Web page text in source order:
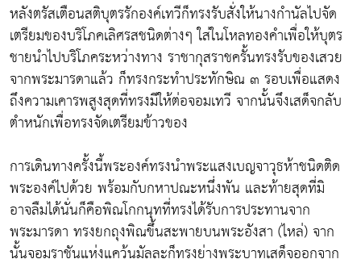
หลังตรัสเตือนสติบุตรรักองค์เทวีก็ทรงรับสั่งให้นางกำนัลไปจัด
เตรียมของบริโภคเลิศรสชนิดต่างๆ ใส่ในโหลทองคำเพื่อให้บุตร
ชายนำไปบริโภคระหว่างทาง ราชากุสราชครั้นทรงรับของเสวย
จากพระมารดาแล้ว ก็ทรงกระทำประทักษิณ ๓ รอบเพื่อแสดง
ถึงความเคารพสูงสุดที่ทรงมีให้ต่อจอมเทวี จากนั้นจึงเสด็จกลับ
ตำหนักเพื่อทรงจัดเตรียมข้าวของ
การเดินทางครั้งนี้พระองค์ทรงนำพระแสงเบญจาวุธห้าชนิดติด
พระองค์ไปด้วย พร้อมกับกหาปณะหนึ่งพัน และท้ายสุดที่มิ
อาจลืมได้นั่นก็คือพิณโกกนุทที่ทรงได้รับการประทานจาก
พระมารดา ทรงยกถุงพิณขึ้นสะพายบนพระอังสา (ไหล่) จาก